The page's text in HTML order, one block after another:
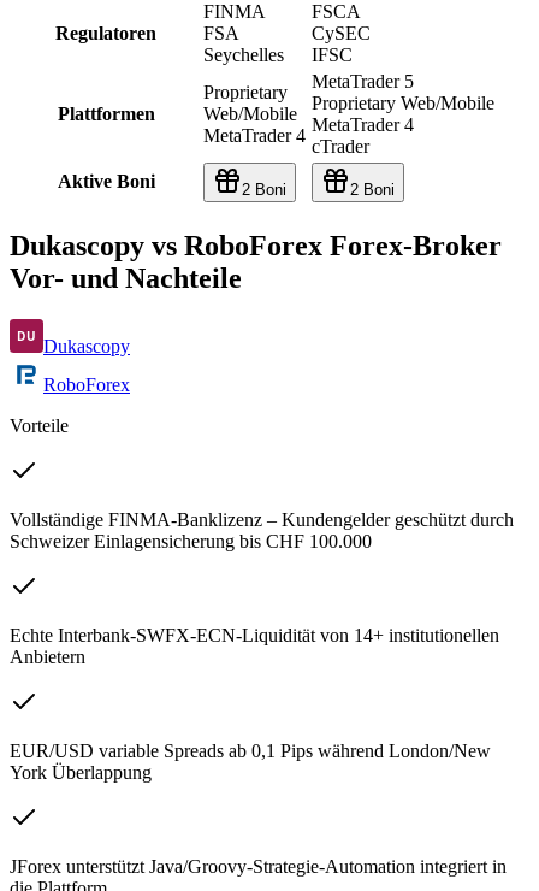
Regulatoren
FINMA
FSA
Seychelles
FSCA
CySEC
IFSC
Plattformen
Proprietary
Web/Mobile
MetaTrader 4
MetaTrader 5
Proprietary Web/Mobile
MetaTrader 4
cTrader
Aktive Boni
2 Boni 2 Boni
Dukascopy vs RoboForex Forex-Broker
Vor- und Nachteile
Dukascopy
RoboForex
Vorteile
Vollständige FINMA-Banklizenz – Kundengelder geschützt durch
Schweizer Einlagensicherung bis CHF 100.000
Echte Interbank-SWFX-ECN-Liquidität von 14+ institutionellen
Anbietern
EUR/USD variable Spreads ab 0,1 Pips während London/New
York Überlappung
JForex unterstützt Java/Groovy-Strategie-Automation integriert in